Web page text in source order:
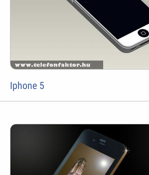
Iphone 5